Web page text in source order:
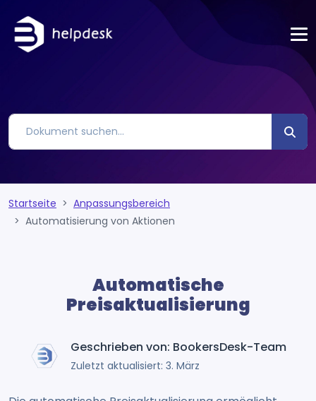
Startseite
Anpassungsbereich
Automatisierung von Aktionen
Automatische
Preisaktualisierung
Geschrieben von: BookersDesk-Team
Zuletzt aktualisiert: 3. März